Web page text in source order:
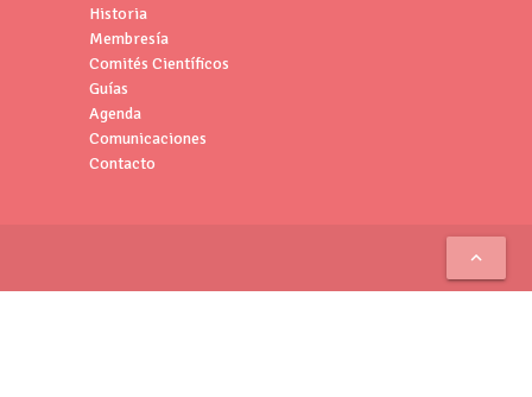
Historia
Membresía
Comités Científicos
Guías
Agenda
Comunicaciones
Contacto
keyboard_arrow_up